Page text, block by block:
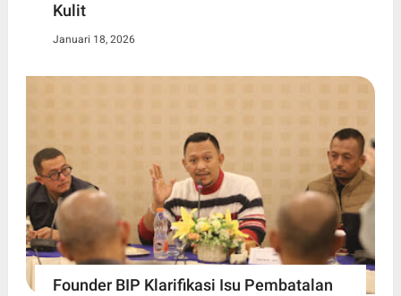
Kulit
Januari 18, 2026
Founder BIP Klarifikasi Isu Pembatalan